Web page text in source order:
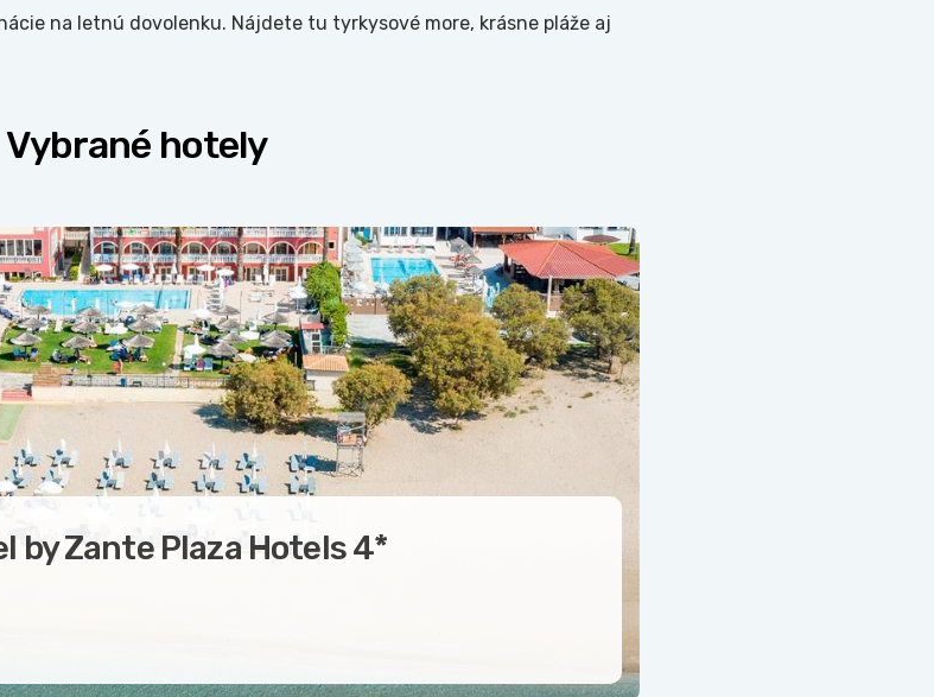
na letnú dovolenku. Nájdete tu tyrkysové more, krásne pláže aj
Vybrané hotely
by Zante Plaza Hotels4*